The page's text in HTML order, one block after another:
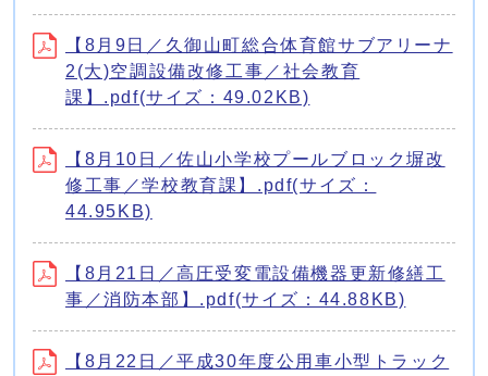
【8月9日／久御山町総合体育館サブアリーナ
2(大)空調設備改修工事／社会教育
課】.pdf(サイズ：49.02KB)
【8月10日／佐山小学校プールブロック塀改
修工事／学校教育課】.pdf(サイズ：
44.95KB)
【8月21日／高圧受変電設備機器更新修繕工
事／消防本部】.pdf(サイズ：44.88KB)
【8月22日／平成30年度公用車小型トラック